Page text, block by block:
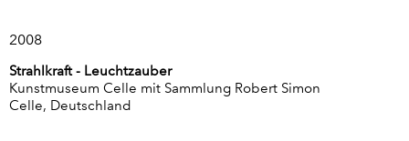
2008
Strahlkraft - Leuchtzauber
Kunstmuseum Celle mit Sammlung Robert Simon
Celle, Deutschland